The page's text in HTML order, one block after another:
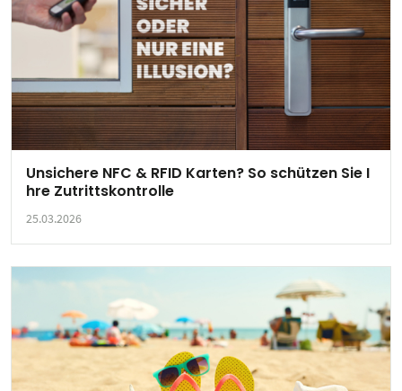
Unsichere NFC & RFID Karten? So schützen Sie I
hre Zutrittskontrolle
25.03.2026